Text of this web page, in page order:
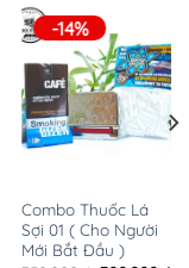
-14%
Combo Thuốc Lá
Sợi 01 ( Cho Người
Mới Bắt Đầu )